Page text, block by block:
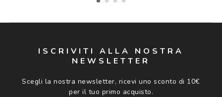
ISCRIVITI ALLA NOSTRA
NEWSLETTER
Scegli la nostra newsletter, ricevi uno sconto di 10€
per il tuo primo acquisto.